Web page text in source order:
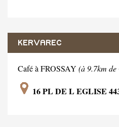
KERVAREC
Café à FROSSAY (à 9.7km de
16 PL DE L EGLISE